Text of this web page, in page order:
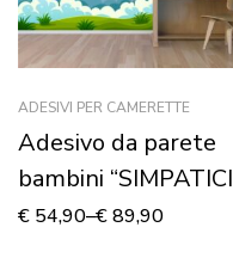
ADESIVI PER CAMERETTE
Adesivo da parete
bambini “SIMPATICI
AEREI IN VOLO” –
€ 54,90–€89,90